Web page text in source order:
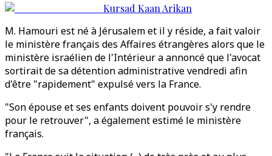
Kursad Kaan Arikan
M. Hamouri est né à Jérusalem et il y réside, a fait valoir
le ministère français des Affaires étrangères alors que le
ministère israélien de l'Intérieur a annoncé que l'avocat
sortirait de sa détention administrative vendredi afin
d'être "rapidement" expulsé vers la France.
"Son épouse et ses enfants doivent pouvoir s'y rendre
pour le retrouver", a également estimé le ministère
français.